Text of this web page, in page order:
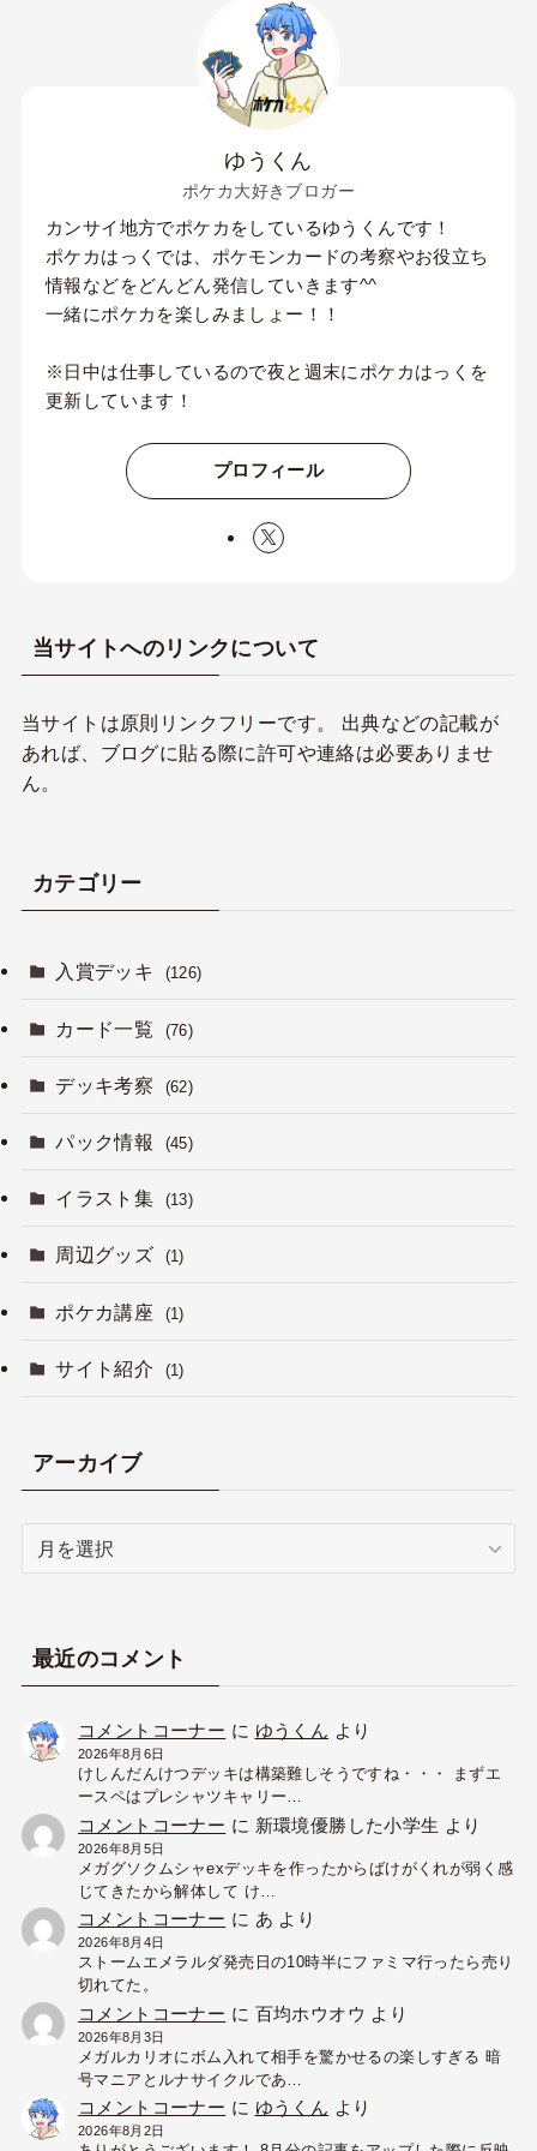
ゆうくん
ポケカ大好きブロガー
カンサイ地方でポケカをしているゆうくんです！
ポケカはっくでは、ポケモンカードの考察やお役立ち
情報などをどんどん発信していきます^^
一緒にポケカを楽しみましょー！！
※日中は仕事しているので夜と週末にポケカはっくを
更新しています！
プロフィール
当サイトへのリンクについて
当サイトは原則リンクフリーです。 出典などの記載が
あれば、ブログに貼る際に許可や連絡は必要ありませ
ん。
カテゴリー
入賞デッキ (126)
カード一覧 (76)
デッキ考察 (62)
パック情報 (45)
イラスト集 (13)
周辺グッズ (1)
ポケカ講座 (1)
サイト紹介 (1)
アーカイブ
ブ
最近のコメント
コメントコーナー に ゆうくん より
2026年8月6日
けしんだんけつデッキは構築難しそうですね・・・ まずエ
ースペはプレシャツキャリー…
コメントコーナー に 新環境優勝した小学生 より
2026年8月5日
メガグソクムシャexデッキを作ったからばけがくれが弱く感
じてきたから解体して け…
コメントコーナー に あ より
2026年8月4日
ストームエメラルダ発売日の10時半にファミマ行ったら売り
切れてた。
コメントコーナー に 百均ホウオウ より
2026年8月3日
メガルカリオにボム入れて相手を驚かせるの楽しすぎる 暗
号マニアとルナサイクルであ…
コメントコーナー に ゆうくん より
2026年8月2日